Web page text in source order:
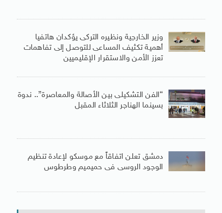
وزير الخارجية ونظيره التركى يؤكدان هاتفيا
أهمية تكثيف المساعى للتوصل إلى تفاهمات
تعزز الأمن والاستقرار الإقليميين
“الفن التشكيلى بين الأصالة والمعاصرة”.. ندوة
بسينما الهناجر الثلاثاء المقبل
دمشق تعلن اتفاقاً مع موسكو لإعادة تنظيم
الوجود الروسى فى حميميم وطرطوس